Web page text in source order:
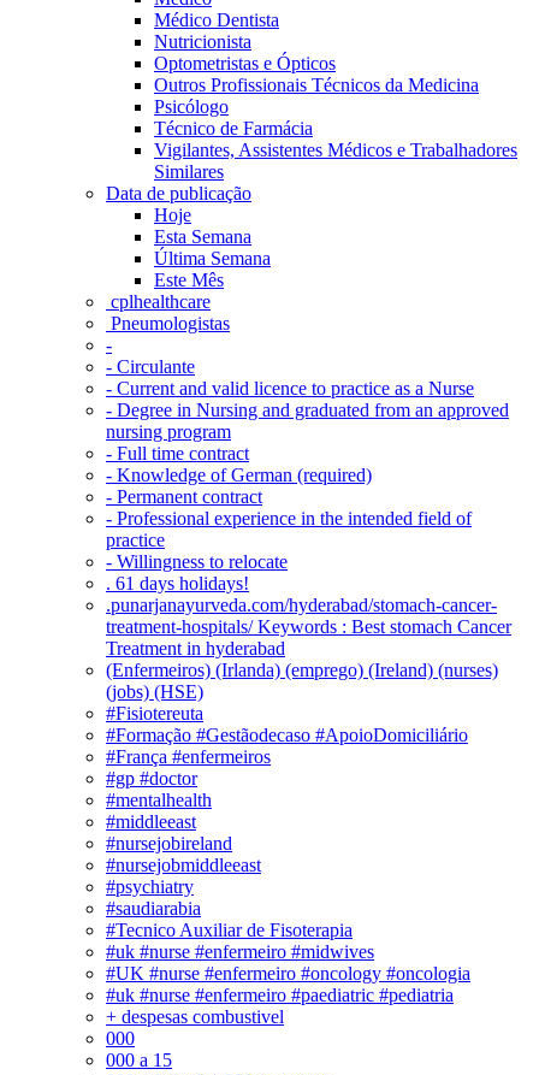
Médico Dentista
Nutricionista
Optometristas e Ópticos
Outros Profissionais Técnicos da Medicina
Psicólogo
Técnico de Farmácia
Vigilantes, Assistentes Médicos e Trabalhadores
Similares
Data de publicação
Hoje
Esta Semana
Última Semana
Este Mês
‎ cplhealthcare‬
Pneumologistas
-
- Circulante
- Current and valid licence to practice as a Nurse
- Degree in Nursing and graduated from an approved
nursing program
- Full time contract
- Knowledge of German (required)
- Permanent contract
- Professional experience in the intended field of
practice
- Willingness to relocate
. 61 days holidays!
.punarjanayurveda.com/hyderabad/stomach-cancer-
treatment-hospitals/ Keywords : Best stomach Cancer
Treatment in hyderabad
(Enfermeiros) (Irlanda) (emprego) (Ireland) (nurses)
(jobs) (HSE)
#Fisiotereuta
#Formação #Gestãodecaso #ApoioDomiciliário
#França #enfermeiros
#gp #doctor
#mentalhealth
#middleeast
#nursejobireland
#nursejobmiddleeast
#psychiatry
#saudiarabia
#Tecnico Auxiliar de Fisoterapia
#uk #nurse #enfermeiro #midwives
#UK #nurse #enfermeiro #oncology #oncologia
#uk #nurse #enfermeiro #paediatric #pediatria
+ despesas combustivel
000
000 a 15